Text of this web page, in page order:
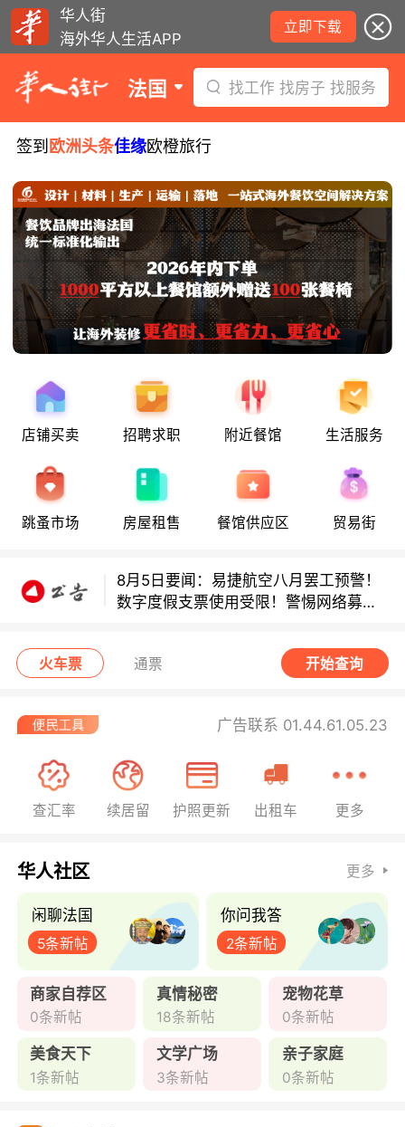
华人街
海外华人生活APP
立即下载
法国 找工作 找房子 找服务
签到 欧洲头条佳缘欧橙旅行
店铺买卖 招聘求职 附近餐馆 生活服务
跳蚤市场 房屋租售 餐馆供应区 贸易街
8月5日要闻：易捷航空八月罢工预警！
数字度假支票使用受限！警惕网络募捐
骗局！
无栏杆收费站逃费将重罚！
多款避孕套因安全缺陷召回！
多款避孕套因安全缺陷召回！
数字度假支票使用受限！警惕网络募捐
骗局！
火车票 通票 开始查询
广告联系 01.44.61.05.23
查汇率 续居留 护照更新 出租车 更多
华人社区 更多
闲聊法国
5条新帖
你问我答
2条新帖
商家自荐区
0条新帖
真情秘密
18条新帖
宠物花草
0条新帖
美食天下
1条新帖
文学广场
3条新帖
亲子家庭
0条新帖